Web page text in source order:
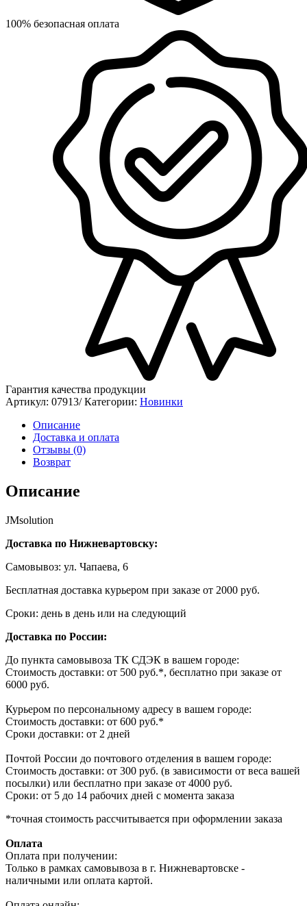
100% безопасная оплата
Гарантия качества продукции
Артикул: 07913/ Категории: Новинки
Описание
Доставка и оплата
Отзывы (0)
Возврат
Описание
JMsolution
Доставка по Нижневартовску:
Самовывоз: ул. Чапаева, 6
Бесплатная доставка курьером при заказе от 2000 руб.
Сроки: день в день или на следующий
Доставка по России:
До пункта самовывоза ТК СДЭК в вашем городе:
Стоимость доставки: от 500 руб.*, бесплатно при заказе от
6000 руб.
Курьером по персональному адресу в вашем городе:
Стоимость доставки: от 600 руб.*
Сроки доставки: от 2 дней
Почтой России до почтового отделения в вашем городе:
Стоимость доставки: от 300 руб. (в зависимости от веса вашей
посылки) или бесплатно при заказе от 4000 руб.
Сроки: от 5 до 14 рабочих дней с момента заказа
*точная стоимость рассчитывается при оформлении заказа
Оплата
Оплата при получении:
Только в рамках самовывоза в г. Нижневартовске -
наличными или оплата картой.